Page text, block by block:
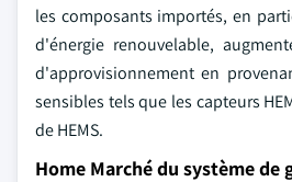
les composants importés, en
d'énergie renouvelable,
d'approvisionnement en
sensibles tels que les capteurs
de HEMS.
Home Marché du système